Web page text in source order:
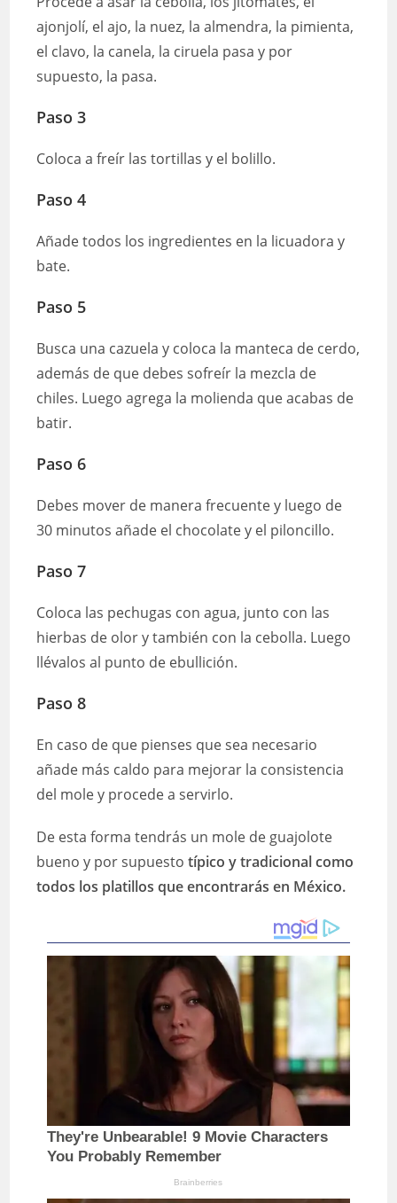
ajonjolí, el ajo, la nuez, la almendra, la pimienta,
el clavo, la canela, la ciruela pasa y por
supuesto, la pasa.
Paso 3
Coloca a freír las tortillas y el bolillo.
Paso 4
Añade todos los ingredientes en la licuadora y
bate.
Paso 5
Busca una cazuela y coloca la manteca de cerdo,
además de que debes sofreír la mezcla de
chiles. Luego agrega la molienda que acabas de
batir.
Paso 6
Debes mover de manera frecuente y luego de
30 minutos añade el chocolate y el piloncillo.
Paso 7
Coloca las pechugas con agua, junto con las
hierbas de olor y también con la cebolla. Luego
llévalos al punto de ebullición.
Paso 8
En caso de que pienses que sea necesario
añade más caldo para mejorar la consistencia
del mole y procede a servirlo.
De esta forma tendrás un mole de guajolote
bueno y por supuestotípico y tradicional como
todos los platillos que encontrarás en México.